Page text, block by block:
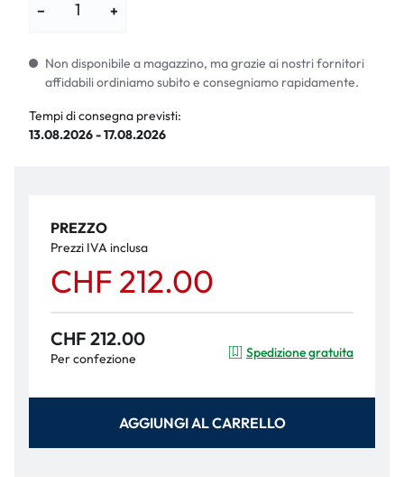
− +
Non disponibile a magazzino, ma grazie ai nostri fornitori
affidabili ordiniamo subito e consegniamo rapidamente.
Tempi di consegna previsti:
13.08.2026 - 17.08.2026
PREZZO
Prezzi IVA inclusa
CHF 212.00
CHF 212.00
Per confezione Spedizione gratuita
AGGIUNGI AL CARRELLO